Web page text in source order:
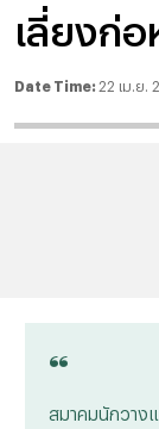
เลี่ยงก่อ
Date Time: 22 เม.ย.
“
สมาคมนักวางแ